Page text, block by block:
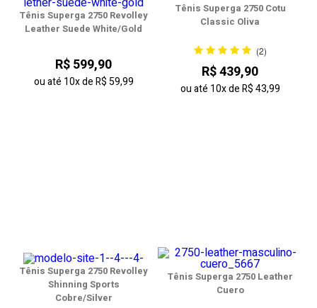
Tênis Superga 2750 Revolley
Leather Suede White/Gold
R$ 599,90
ou até 10xdeR$ 59,99
Tênis Superga 2750 Cotu
Classic Oliva
(2)
R$ 439,90
ou até 10xdeR$ 43,99
Tênis Superga 2750 Revolley
Shinning Sports
Cobre/Silver
Tênis Superga 2750 Leather
Cuero